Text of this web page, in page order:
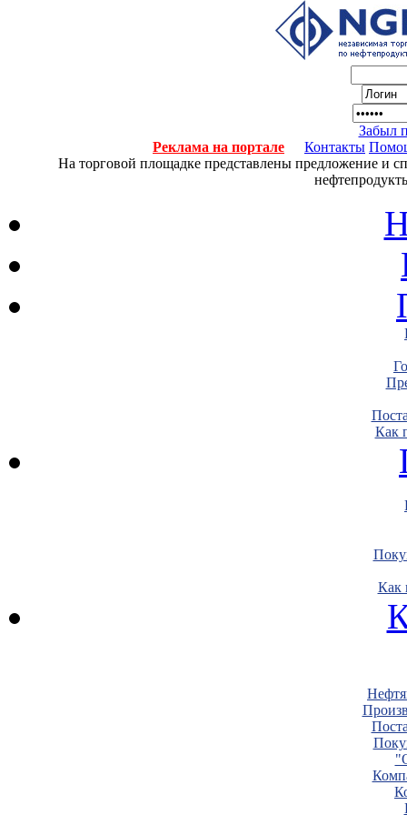
Забыл
Реклама на портале
Контакты
На торговой площадке представлены предложение и
Как
Как